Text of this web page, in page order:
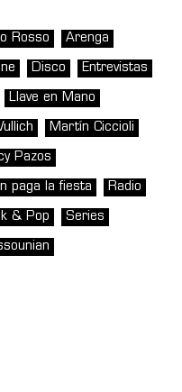
Rosso Arenga
Disco Entrevistas
Llave en Mano
Martín Ciccioli
Pazos
paga la fiesta Radio
& Pop Series